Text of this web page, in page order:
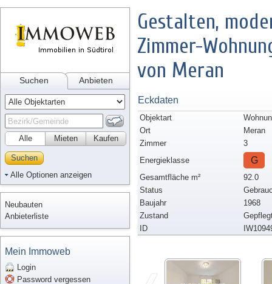
Suchen Anbieten
Alle Kaufen
Mieten
Suchen
Alle Optionen anzeigen
Neubauten
Anbieterliste
Mein Immoweb
Login
Password vergessen
Gestalten,
Zimmer-
von Meran
Eckdaten
Objektart
Ort
Meran
Zimmer
3
Energieklasse
G
Gesamtfläche m²
92.0
Status
Baujahr
1968
Zustand
ID